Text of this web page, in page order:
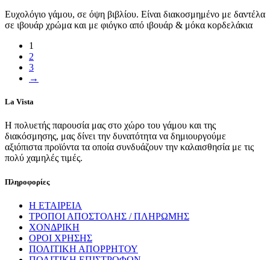
Ευχολόγιο γάμου, σε όψη βιβλίου. Είναι διακοσμημένο με δαντέλα
σε ιβουάρ χρώμα και με φιόγκο από ιβουάρ & μόκα κορδελάκια
1
2
3
→
La Vista
Η πολυετής παρουσία μας στο χώρο του γάμου και της
διακόσμησης, μας δίνει την δυνατότητα να δημιουργούμε
αξιόπιστα προϊόντα τα οποία συνδυάζουν την καλαισθησία με τις
πολύ χαμηλές τιμές.
Πληροφορίες
Η ΕΤΑΙΡΕΙΑ
ΤΡΟΠΟΙ ΑΠΟΣΤΟΛΗΣ / ΠΛΗΡΩΜΗΣ
ΧΟΝΔΡΙΚΗ
ΟΡΟΙ ΧΡΗΣΗΣ
ΠΟΛΙΤΙΚΗ ΑΠΟΡΡΗΤΟΥ